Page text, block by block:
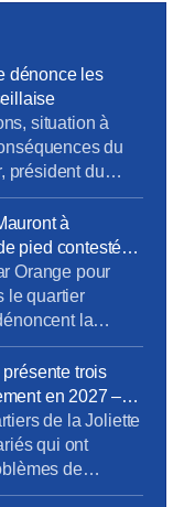
dénonce les
situation à
du
président du
point. Boutiques
d’Orange se
Le patron de la
de sa
à
pied contesté
Orange pour
le quartier
la
des
ce mardi
Crozier, pour
après les
[…]
trois
en 2027 –
de la Joliette
qui ont
de
Saint-Mauront